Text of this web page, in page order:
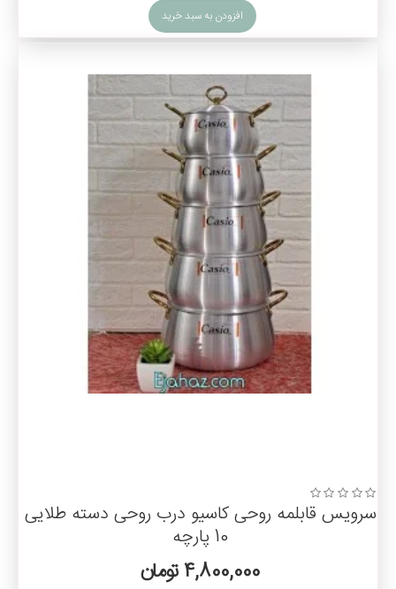
افزودن به سبد خرید
سرویس قابلمه روحی کاسیو درب روحی دسته طلایی
10 پارچه
4,800,000 تومان